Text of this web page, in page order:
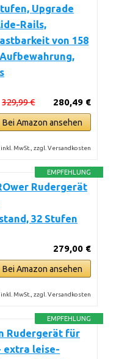
Upgrade
Rails,
von 158
280,49 €
329,99 €
Bei Amazon ansehen
inkl. MwSt., zzgl. Versandkosten
EMPFEHLUNG
Rudergerät
32 Stufen
279,00 €
Bei Amazon ansehen
inkl. MwSt., zzgl. Versandkosten
EMPFEHLUNG
Rudergerät für
extra leise-